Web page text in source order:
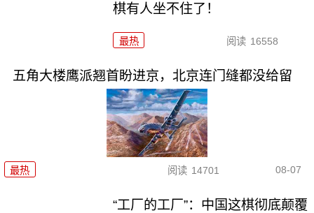
棋有人坐不住了！
最热 阅读 16558
五角大楼鹰派翘首盼进京，北京连门缝都没给留
最热 阅读 14701 08-07
“工厂的工厂”：中国这棋彻底颠覆